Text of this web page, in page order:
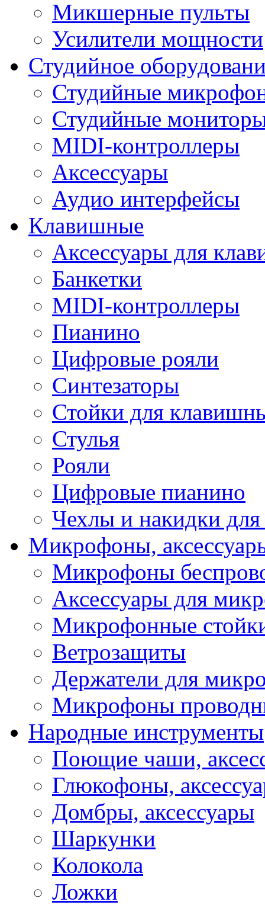
Микшерные пульты
Усилители мощности
Студийное
Студийные
Студийные
MIDI-контроллеры
Аксессуары
Аудио интерфейсы
Клавишные
Аксессуары для
Банкетки
MIDI-контроллеры
Пианино
Цифровые рояли
Синтезаторы
Стойки для
Стулья
Рояли
Цифровые пианино
Чехлы и накидки
Микрофоны,
Микрофоны
Аксессуары для
Микрофонные
Ветрозащиты
Держатели для
Микрофоны
Народные инструменты
Поющие чаши,
Глюкофоны,
Домбры, аксессуары
Шаркунки
Колокола
Ложки